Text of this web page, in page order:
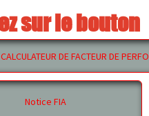
sur le bouton
DE FACTEUR DE
Notice FIA